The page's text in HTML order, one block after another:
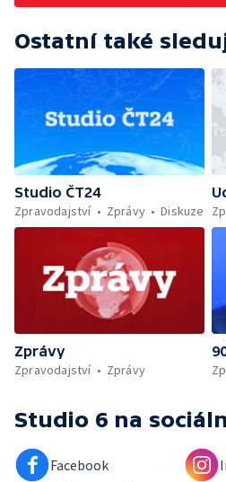
Ostatní také
Studio ČT24
Zpravodajství
Zprávy Diskuze
Zprávy
Zpravodajství
Zprávy
Studio 6 na
Facebook